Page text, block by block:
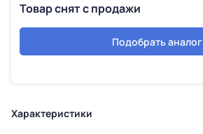
Товар снят с продажи
Подобрать аналог
Характеристики